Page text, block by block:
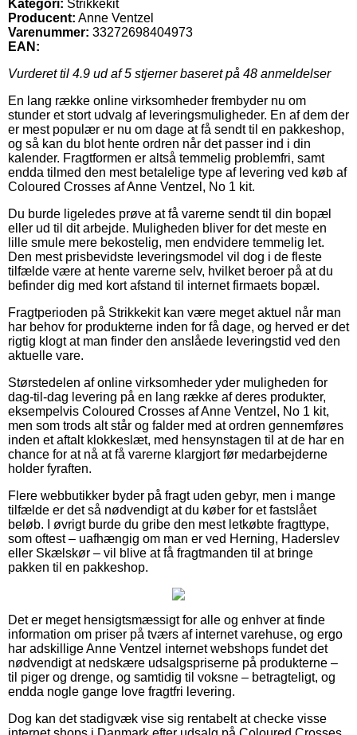
Kategori: Strikkekit
Producent: Anne Ventzel
Varenummer: 33272698404973
EAN:
Vurderet til 4.9 ud af 5 stjerner baseret på 48 anmeldelser
En lang række online virksomheder frembyder nu om
stunder et stort udvalg af leveringsmuligheder. En af dem der
er mest populær er nu om dage at få sendt til en pakkeshop,
og så kan du blot hente ordren når det passer ind i din
kalender. Fragtformen er altså temmelig problemfri, samt
endda tilmed den mest betalelige type af levering ved køb af
Coloured Crosses af Anne Ventzel, No 1 kit.
Du burde ligeledes prøve at få varerne sendt til din bopæl
eller ud til dit arbejde. Muligheden bliver for det meste en
lille smule mere bekostelig, men endvidere temmelig let.
Den mest prisbevidste leveringsmodel vil dog i de fleste
tilfælde være at hente varerne selv, hvilket beroer på at du
befinder dig med kort afstand til internet firmaets bopæl.
Fragtperioden på Strikkekit kan være meget aktuel når man
har behov for produkterne inden for få dage, og herved er det
rigtig klogt at man finder den anslåede leveringstid ved den
aktuelle vare.
Størstedelen af online virksomheder yder muligheden for
dag-til-dag levering på en lang række af deres produkter,
eksempelvis Coloured Crosses af Anne Ventzel, No 1 kit,
men som trods alt står og falder med at ordren gennemføres
inden et aftalt klokkeslæt, med hensynstagen til at de har en
chance for at nå at få varerne klargjort før medarbejderne
holder fyraften.
Flere webbutikker byder på fragt uden gebyr, men i mange
tilfælde er det så nødvendigt at du køber for et fastslået
beløb. I øvrigt burde du gribe den mest letkøbte fragttype,
som oftest – uafhængig om man er ved Herning, Haderslev
eller Skælskør – vil blive at få fragtmanden til at bringe
pakken til en pakkeshop.
Det er meget hensigtsmæssigt for alle og enhver at finde
information om priser på tværs af internet varehuse, og ergo
har adskillige Anne Ventzel internet webshops fundet det
nødvendigt at nedskære udsalgspriserne på produkterne –
til piger og drenge, og samtidig til voksne – betragteligt, og
endda nogle gange love fragtfri levering.
Dog kan det stadigvæk vise sig rentabelt at checke visse